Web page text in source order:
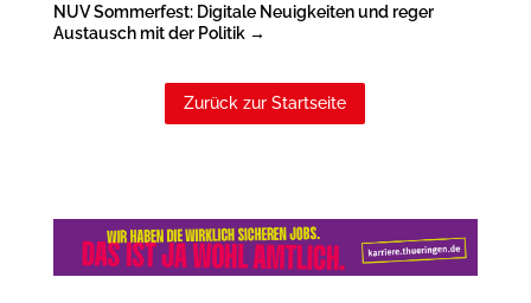
NUV Sommerfest: Digitale Neuigkeiten und reger
Austausch mit der Politik→
Zurück zur Startseite